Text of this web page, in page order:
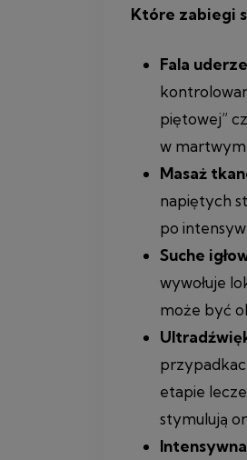
Które zabiegi
Fala
piętowej”
w martwym
Masaż
napiętych
po
Suche
wywołuje
może być
etapie
stymulują